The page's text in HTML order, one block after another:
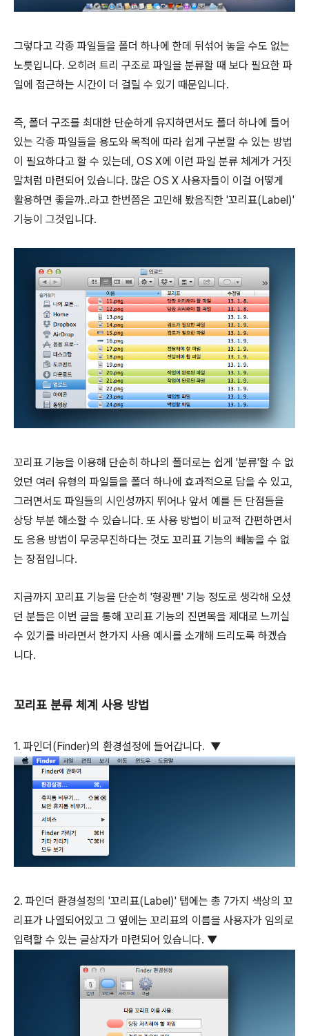
그렇다고 각종 파일들을 폴더 하나에 한데 뒤섞어 놓을 수도 없는
노릇입니다. 오히려 트리 구조로 파일을 분류할 때 보다 필요한 파
일에 접근하는 시간이 더 걸릴 수 있기 때문입니다.
즉, 폴더 구조를 최대한 단순하게 유지하면서도 폴더 하나에 들어
있는 각종 파일들을 용도와 목적에 따라 쉽게 구분할 수 있는 방법
이 필요하다고 할 수 있는데, OS X에 이런 파일 분류 체계가 거짓
말처럼 마련되어 있습니다. 많은 OS X 사용자들이 이걸 어떻게
활용하면 좋을까..라고 한번쯤은 고민해 봤음직한 '꼬리표(Label)'
기능이 그것입니다.
꼬리표 기능을 이용해 단순히 하나의 폴더로는 쉽게 '분류'할 수 없
었던 여러 유형의 파일들을 폴더 하나에 효과적으로 담을 수 있고,
그러면서도 파일들의 시인성까지 뛰어나 앞서 예를 든 단점들을
상당 부분 해소할 수 있습니다. 또 사용 방법이 비교적 간편하면서
도 응용 방법이 무궁무진하다는 것도 꼬리표 기능의 빼놓을 수 없
는 장점입니다.
지금까지 꼬리표 기능을 단순히 '형광펜' 기능 정도로 생각해 오셨
던 분들은 이번 글을 통해 꼬리표 기능의 진면목을 제대로 느끼실
수 있기를 바라면서 한가지 사용 예시를 소개해 드리도록 하겠습
니다.
꼬리표 분류 체계 사용 방법
1. 파인더(Finder)의 환경설정에 들어갑니다. ▼
2. 파인더 환경설정의 '꼬리표(Label)' 탭에는 총 7가지 색상의 꼬
리표가 나열되어있고 그 옆에는 꼬리표의 이름을 사용자가 임의로
입력할 수 있는 글상자가 마련되어 있습니다. ▼